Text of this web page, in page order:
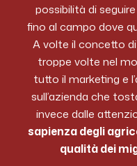
possibilità di
fino al campo dove
A volte il concetto
troppe volte nel
tutto il marketing e
sull’azienda che
invece dalle
sapienza degli
qualità dei